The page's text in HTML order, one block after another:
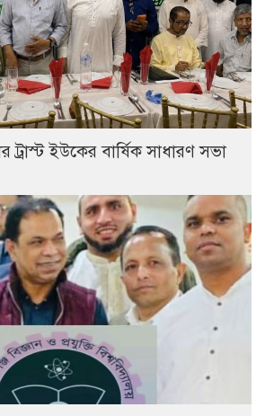
ট্রাস্ট ইউকের বার্ষিক সাধারণ সভা